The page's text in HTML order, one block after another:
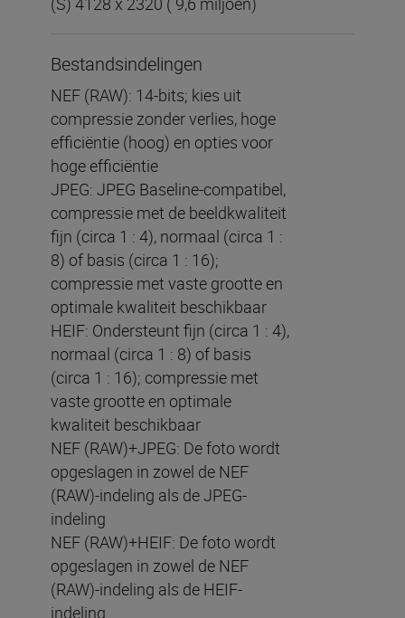
Bestandsindelingen
NEF (RAW): 14-bits; kies uit
compressie zonder verlies, hoge
efficiëntie (hoog) en opties voor
hoge efficiëntie
JPEG: JPEG Baseline-compatibel,
compressie met de beeldkwaliteit
fijn (circa 1 : 4), normaal (circa 1 :
8) of basis (circa 1 : 16);
compressie met vaste grootte en
optimale kwaliteit beschikbaar
HEIF: Ondersteunt fijn (circa 1 : 4),
normaal (circa 1 : 8) of basis
(circa 1 : 16); compressie met
vaste grootte en optimale
kwaliteit beschikbaar
NEF (RAW)+JPEG: De foto wordt
opgeslagen in zowel de NEF
(RAW)-indeling als de JPEG-
indeling
NEF (RAW)+HEIF: De foto wordt
opgeslagen in zowel de NEF
(RAW)-indeling als de HEIF-
indeling